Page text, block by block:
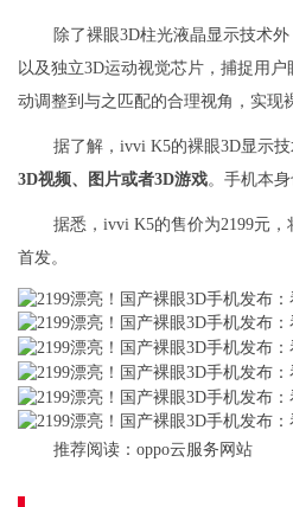
除了裸眼3D柱光液晶显示技术
以及独立3D运动视觉芯片，捕捉用
动调整到与之匹配的合理视角，实现
据了解，ivvi K5的裸眼3D显示
3D视频、图片或者3D游戏。手机本
据悉，ivvi K5的售价为2199元
首发。
推荐阅读： oppo云服务网站